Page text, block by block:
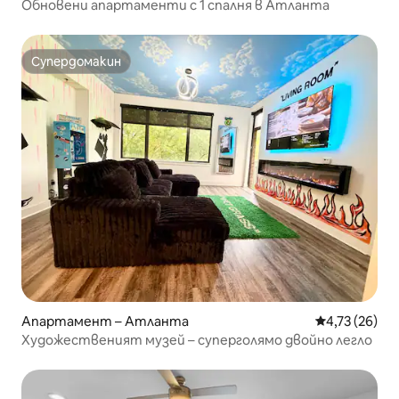
Обновени апартаменти с 1 спалня в Атланта
Супердомакин
Супердомакин
Апартамент – Атланта Средна
4,73 (26)
Художественият музей – суперголямо двойно легло